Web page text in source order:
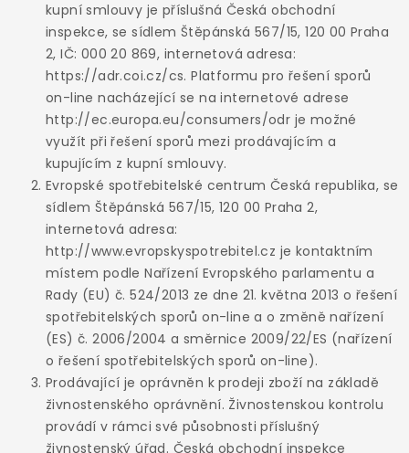
kupní smlouvy je příslušná Česká obchodní
inspekce, se sídlem Štěpánská 567/15, 120 00 Praha
2, IČ: 000 20 869, internetová adresa:
https://adr.coi.cz/cs. Platformu pro řešení sporů
on-line nacházející se na internetové adrese
http://ec.europa.eu/consumers/odr je možné
využít při řešení sporů mezi prodávajícím a
kupujícím z kupní smlouvy.
Evropské spotřebitelské centrum Česká republika, se
sídlem Štěpánská 567/15, 120 00 Praha 2,
internetová adresa:
http://www.evropskyspotrebitel.cz je kontaktním
místem podle Nařízení Evropského parlamentu a
Rady (EU) č. 524/2013 ze dne 21. května 2013 o řešení
spotřebitelských sporů on-line a o změně nařízení
(ES) č. 2006/2004 a směrnice 2009/22/ES (nařízení
o řešení spotřebitelských sporů on-line).
Prodávající je oprávněn k prodeji zboží na základě
živnostenského oprávnění. Živnostenskou kontrolu
provádí v rámci své působnosti příslušný
živnostenský úřad. Česká obchodní inspekce